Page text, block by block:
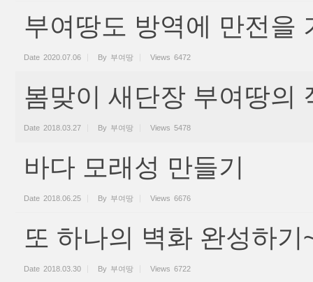
부여땅도 방역에 만전을
Date 2020.07.06 By 부여땅 Views 6472
봄맞이 새단장 부여땅의
Date 2018.03.27 By 부여땅 Views 5478
바다 모래성 만들기
Date 2018.06.25 By 부여땅 Views 6676
또 하나의 벽화 완성하기
Date 2018.03.30 By 부여땅 Views 6722